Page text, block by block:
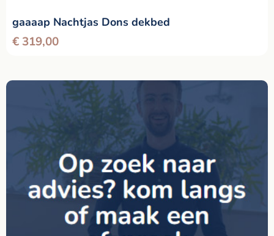
gaaaap Nachtjas Dons dekbed
€ 319,00